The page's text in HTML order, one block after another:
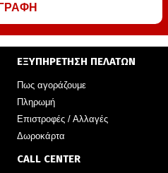
ΕΞΥΠΗΡΕΤΗΣΗ ΠΕΛΑΤΩΝ
Πως αγοράζουμε
Πληρωμή
Επιστροφές / Αλλαγές
Δωροκάρτα
CALL CENTER